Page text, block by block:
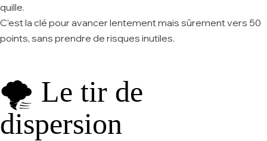
quille.
C’est la clé pour avancer lentement mais sûrement vers 50
points, sans prendre de risques inutiles.
🌪 Le tir de
dispersion